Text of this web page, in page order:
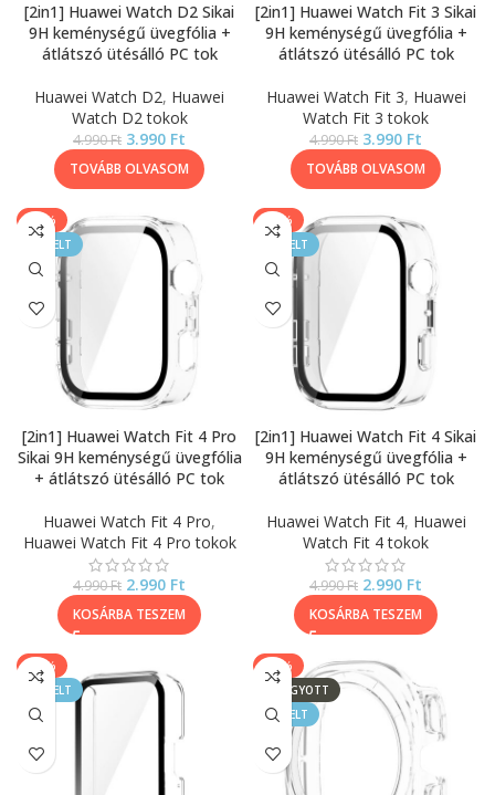
[2in1] Huawei Watch D2 Sikai
9H keménységű üvegfólia +
átlátszó ütésálló PC tok
Huawei Watch D2, Huawei
Watch D2 tokok
4.990Ft 3.990 Ft
TOVÁBB OLVASOM
[2in1] Huawei Watch Fit 3 Sikai
9H keménységű üvegfólia +
átlátszó ütésálló PC tok
Huawei Watch Fit 3, Huawei
Watch Fit 3 tokok
4.990Ft 3.990 Ft
TOVÁBB OLVASOM
-40%
KIEMELT
[2in1] Huawei Watch Fit 4 Pro
Sikai 9H keménységű üvegfólia
+ átlátszó ütésálló PC tok
Huawei Watch Fit 4 Pro,
Huawei Watch Fit 4 Pro tokok
4.990Ft 2.990 Ft
KOSÁRBA TESZEM
-40%
KIEMELT
[2in1] Huawei Watch Fit 4 Sikai
9H keménységű üvegfólia +
átlátszó ütésálló PC tok
Huawei Watch Fit 4, Huawei
Watch Fit 4 tokok
4.990Ft 2.990 Ft
KOSÁRBA TESZEM
-20%
KIEMELT
-20%
ELFOGYOTT
KIEMELT